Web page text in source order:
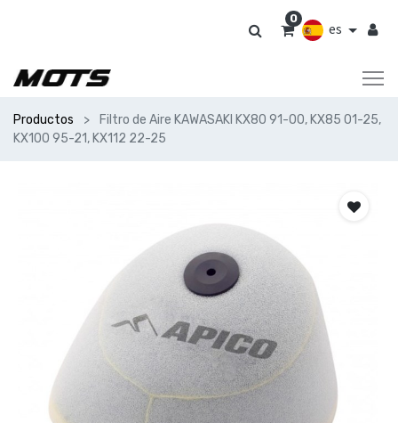
es
0
Productos
Filtro de Aire KAWASAKI KX80 91-00, KX85 01-25,
KX100 95-21, KX112 22-25